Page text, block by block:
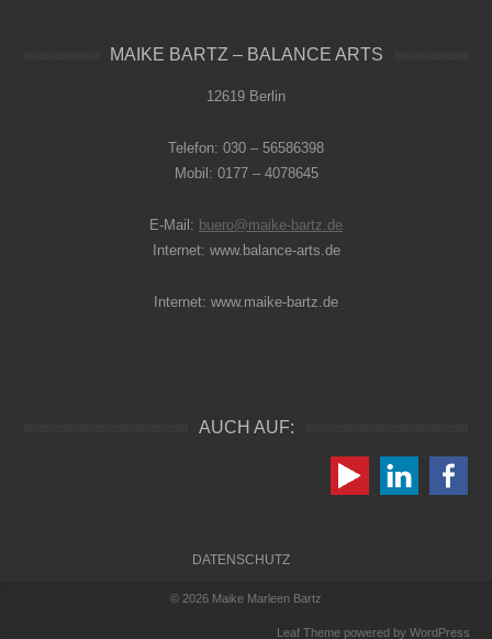
MAIKE BARTZ – BALANCE ARTS
12619 Berlin
Telefon: 030 – 56586398
Mobil: 0177 – 4078645
E-Mail: buero@maike-bartz.de
Internet: www.balance-arts.de
Internet: www.maike-bartz.de
AUCH AUF:
DATENSCHUTZ
© 2026 Maike Marleen Bartz
Leaf Theme powered by WordPress